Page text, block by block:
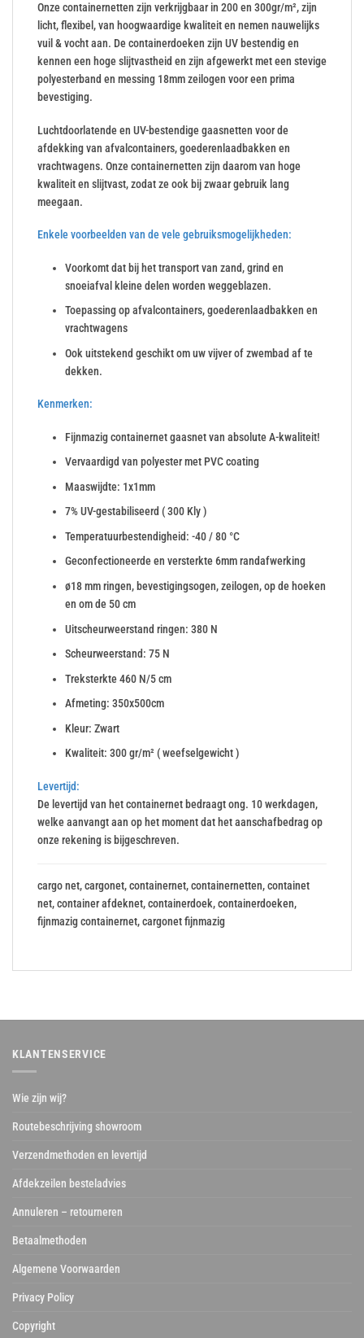
Onze containernetten zijn verkrijgbaar in 200 en 300gr/m², zijn
licht, flexibel, van hoogwaardige kwaliteit en nemen nauwelijks
vuil & vocht aan. De containerdoeken zijn UV bestendig en
kennen een hoge slijtvastheid en zijn afgewerkt met een stevige
polyesterband en messing 18mm zeilogen voor een prima
bevestiging.
Luchtdoorlatende en UV-bestendige gaasnetten voor de
afdekking van afvalcontainers, goederenlaadbakken en
vrachtwagens. Onze containernetten zijn daarom van hoge
kwaliteit en slijtvast, zodat ze ook bij zwaar gebruik lang
meegaan.
Enkele voorbeelden van de vele gebruiksmogelijkheden:
Voorkomt dat bij het transport van zand, grind en
snoeiafval kleine delen worden weggeblazen.
Toepassing op afvalcontainers, goederenlaadbakken en
vrachtwagens
Ook uitstekend geschikt om uw vijver of zwembad af te
dekken.
Kenmerken:
Fijnmazig containernet gaasnet van absolute A-kwaliteit!
Vervaardigd van polyester met PVC coating
Maaswijdte: 1x1mm
7% UV-gestabiliseerd ( 300 Kly )
Temperatuurbestendigheid: -40 / 80 °C
Geconfectioneerde en versterkte 6mm randafwerking
ø18 mm ringen, bevestigingsogen, zeilogen, op de hoeken
en om de 50 cm
Uitscheurweerstand ringen: 380 N
Scheurweerstand: 75 N
Treksterkte 460 N/5 cm
Afmeting: 350x500cm
Kleur: Zwart
Kwaliteit: 300 gr/m² ( weefselgewicht )
Levertijd:
De levertijd van het containernet bedraagt ong. 10 werkdagen,
welke aanvangt aan op het moment dat het aanschafbedrag op
onze rekening is bijgeschreven.
cargo net, cargonet, containernet, containernetten, containet
net, container afdeknet, containerdoek, containerdoeken,
fijnmazig containernet, cargonet fijnmazig
KLANTENSERVICE
Wie zijn wij?
Routebeschrijving showroom
Verzendmethoden en levertijd
Afdekzeilen besteladvies
Annuleren – retourneren
Betaalmethoden
Algemene Voorwaarden
Privacy Policy
Copyright